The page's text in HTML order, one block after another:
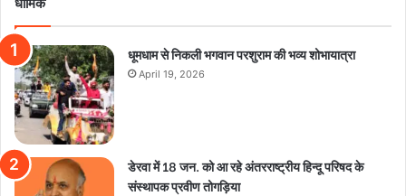
धूमधाम से निकली भगवान परशुराम की भव्य शोभायात्रा
April 19, 2026
डेरवा में 18 जन. को आ रहे अंतरराष्ट्रीय हिन्दू परिषद के
संस्थापक प्रवीण तोगड़िया